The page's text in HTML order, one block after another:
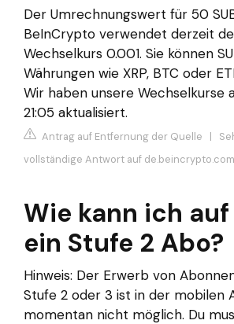
Der Umrechnungswert für 50
BeInCrypto verwendet derzeit
Wechselkurs 0.001. Sie können
Währungen wie XRP, BTC oder
Wir haben unsere
21:05 aktualisiert.
Antrag auf Entfernung der Quelle |
vollständige Antwort auf
Wie kann ich
ein Stufe 2 Abo?
Hinweis: Der Erwerb von
Stufe 2 oder 3 ist in der mobilen
momentan nicht möglich. Du